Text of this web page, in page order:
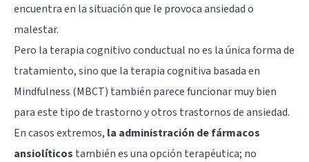
encuentra en la situación que le provoca ansiedad o
malestar.
Pero la terapia cognitivo conductual no es la única forma de
tratamiento, sino que la terapia cognitiva basada en
Mindfulness (MBCT) también parece funcionar muy bien
para este tipo de trastorno y otros trastornos de ansiedad.
En casos extremos, la administración de fármacos
ansiolíticos también es una opción terapéutica; no